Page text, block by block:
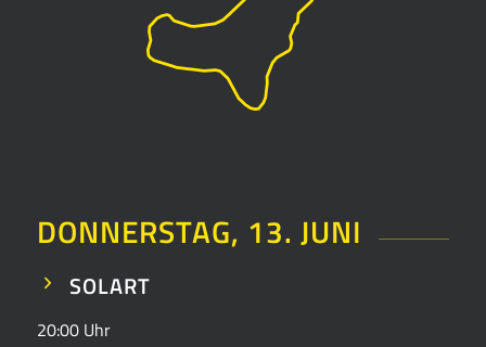
DONNERSTAG, 13. JUNI
SOLART
20:00 Uhr